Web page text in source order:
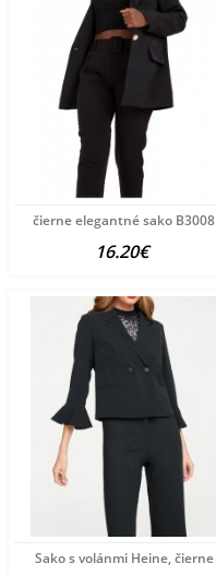
čierne elegantné sako B3008
16.20€
Sako s volánmi Heine, čierne